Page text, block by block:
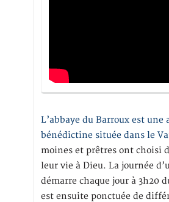
L’abbaye du Barroux est une
bénédictine située dans le
moines et prêtres ont choisi
leur vie à Dieu. La journée
démarre chaque jour à 3h20
est ensuite ponctuée de